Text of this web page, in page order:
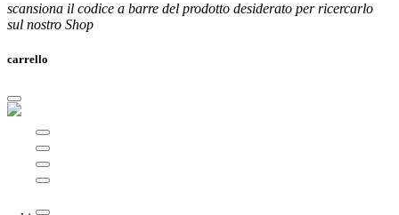
scansiona il codice a barre del prodotto desiderato per ricercarlo
sul nostro Shop
carrello